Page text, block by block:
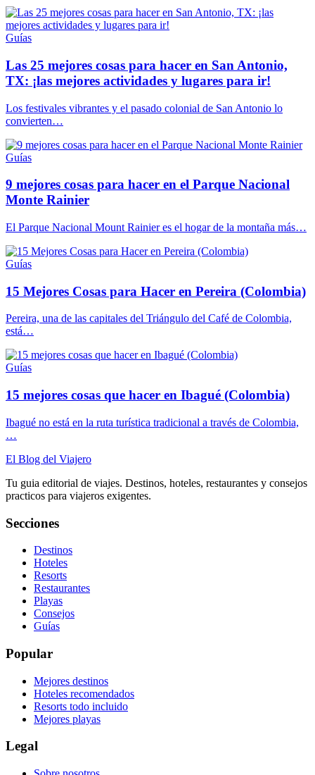
Guías
Las 25 mejores cosas para hacer en San Antonio,
TX: ¡las mejores actividades y lugares para ir!
Los festivales vibrantes y el pasado colonial de San Antonio lo
convierten…
Guías
9 mejores cosas para hacer en el Parque Nacional
Monte Rainier
El Parque Nacional Mount Rainier es el hogar de la montaña más…
Guías
15 Mejores Cosas para Hacer en Pereira (Colombia)
Pereira, una de las capitales del Triángulo del Café de Colombia,
está…
Guías
15 mejores cosas que hacer en Ibagué (Colombia)
Ibagué no está en la ruta turística tradicional a través de Colombia,
…
El Blog del Viajero
Tu guia editorial de viajes. Destinos, hoteles, restaurantes y consejos
practicos para viajeros exigentes.
Secciones
Destinos
Hoteles
Resorts
Restaurantes
Playas
Consejos
Guías
Popular
Mejores destinos
Hoteles recomendados
Resorts todo incluido
Mejores playas
Legal